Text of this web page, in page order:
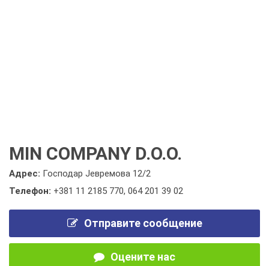
MIN COMPANY D.O.O.
Адрес: Господар Јевремова 12/2
Телефон: +381 11 2185 770, 064 201 39 02
Отправите сообщение
Оцените нас